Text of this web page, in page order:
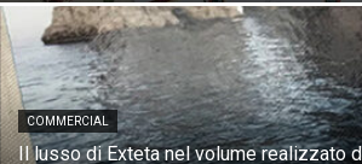
COMMERCIAL
Il lusso di Exteta nel volume realizzato